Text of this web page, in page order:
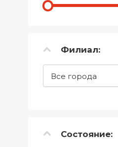
Филиал:
Все города
Состояние: